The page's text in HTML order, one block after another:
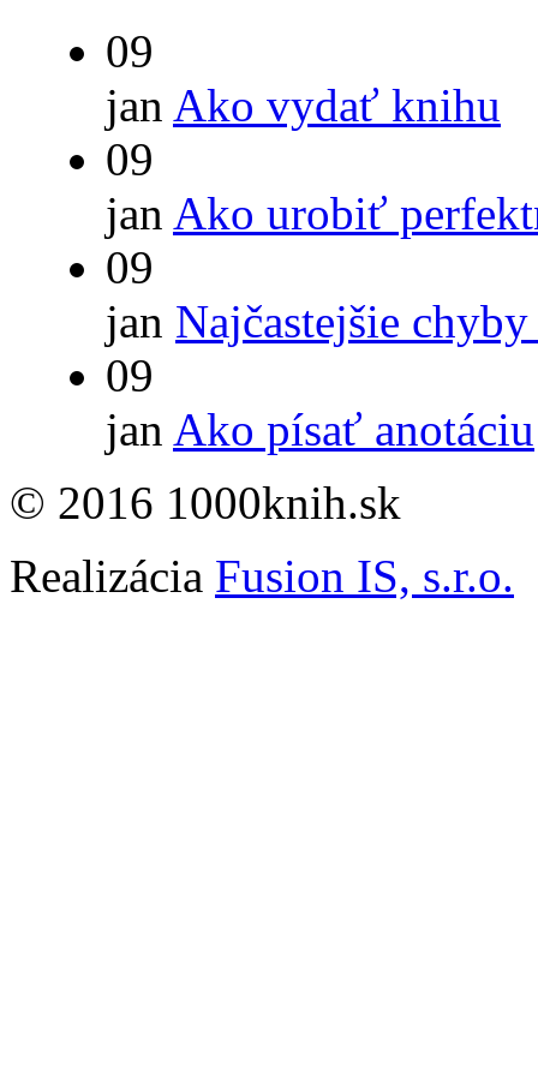
09
jan Ako vydať knihu
09
jan Ako urobiť
09
jan Najčastejšie
09
jan Ako písať anotáciu
© 2016 1000knih.sk
Realizácia Fusion IS, s.r.o.